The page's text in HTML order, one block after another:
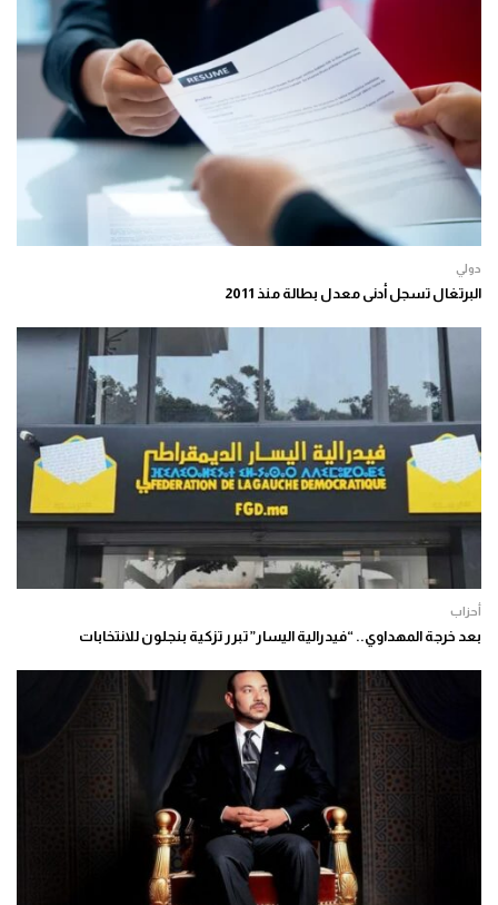
دولي
البرتغال تسجل أدنى معدل بطالة منذ 2011
أحزاب
بعد خرجة المهداوي.. “فيدرالية اليسار” تبرر تزكية بنجلون للانتخابات